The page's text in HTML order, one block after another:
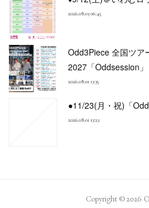
2026.08.03 06:45
Odd3Piece 全国ツア
2027「Oddsession」
2026.08.01 13:35
●11/23(月・祝)「
2026.08.01 13:23
Copyright ©2026